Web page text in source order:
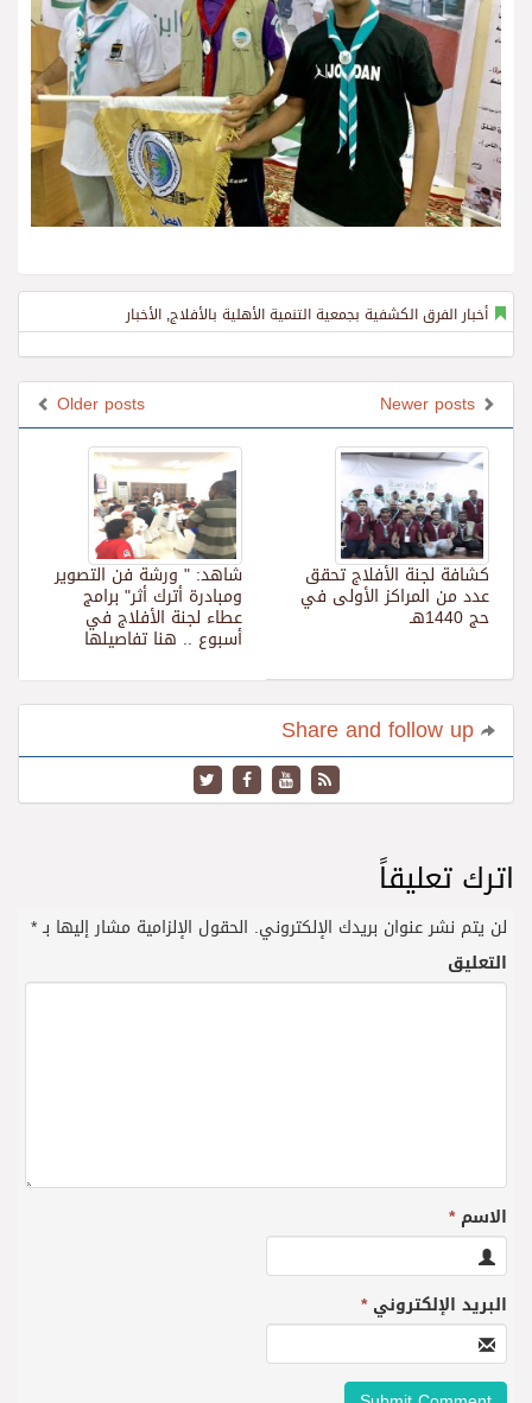
أخبار الفرق الكشفية بجمعية التنمية الأهلية بالأفلاج, الأخبار
Older posts
شاهد: " ورشة فن التصوير
ومبادرة أترك أثر" برامج
عطاء لجنة الأفلاج في
أسبوع .. هنا تفاصيلها
كشافة لجنة الأفلاج تحقق
عدد من المراكز الأولى في
حج 1440هـ
اترك تعليقاً
لن يتم نشر عنوان بريدك الإلكتروني. الحقول الإلزامية مشار إليها بـ*
التعليق
الاسم*
البريد الإلكتروني*